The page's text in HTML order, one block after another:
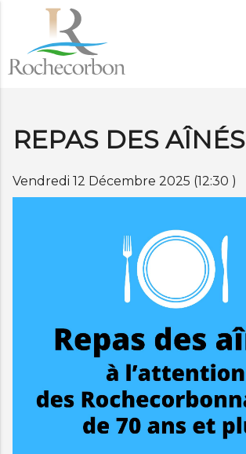
REPAS DES AÎNÉS
Vendredi 12 Décembre 2025 (12:30 )